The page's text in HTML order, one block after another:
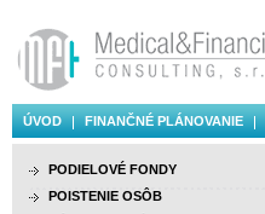
ÚVOD FINANČNÉ PLÁNOVANIE
PODIELOVÉ FONDY
POISTENIE OSÔB